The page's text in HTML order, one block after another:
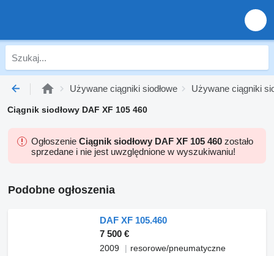
Używane ciągniki siodłowe Używane ciągniki
Ciągnik siodłowy DAF XF 105 460
Ogłoszenie Ciągnik siodłowy DAF XF 105 460 zostało
sprzedane i nie jest uwzględnione w wyszukiwaniu!
Podobne ogłoszenia
DAF XF 105.460
7 500 €
2009
resorowe/pneumatyczne